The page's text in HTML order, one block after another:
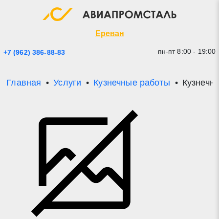
Ереван
+7 (962) 386-88-83 пн-пт 8:00 - 19:00
Главная Услуги Кузнечные работы
Экспресс заявка
* - обязательные поля для заполнения
Прикрепить файл (до 20 mb)
Отправить заявку